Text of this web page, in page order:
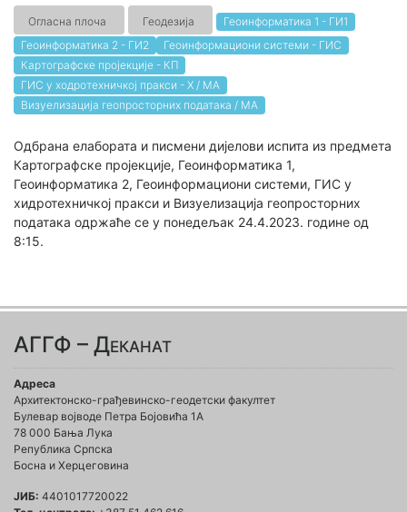
Огласна плоча Геодезија
Геоинформатика 1 - ГИ1
Геоинформатика 2 - ГИ2
Геоинформациони системи - ГИС
Картографске пројекције - КП
ГИС у ходротехничкој пракси - Х / МА
Визуелизација геопросторних података / МА
Oдбрана елабората и писмени дијелови испита из предмета
Картографске пројекције, Геоинформатика 1,
Геоинформатика 2, Геоинформациони системи, ГИС у
хидротехничкој пракси и Визуелизација геопросторних
података одржаће се у понедељак 24.4.2023. године од
8:15.
АГГФ – Деканат
Адреса
Архитектонско-грађевинско-геодетски факултет
Булевар војводе Петра Бојовића 1A
78 000 Бања Лука
Република Српска
Босна и Херцеговина
ЈИБ: 4401017720022